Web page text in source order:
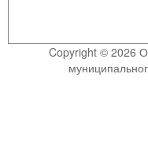
Copyright © 2026